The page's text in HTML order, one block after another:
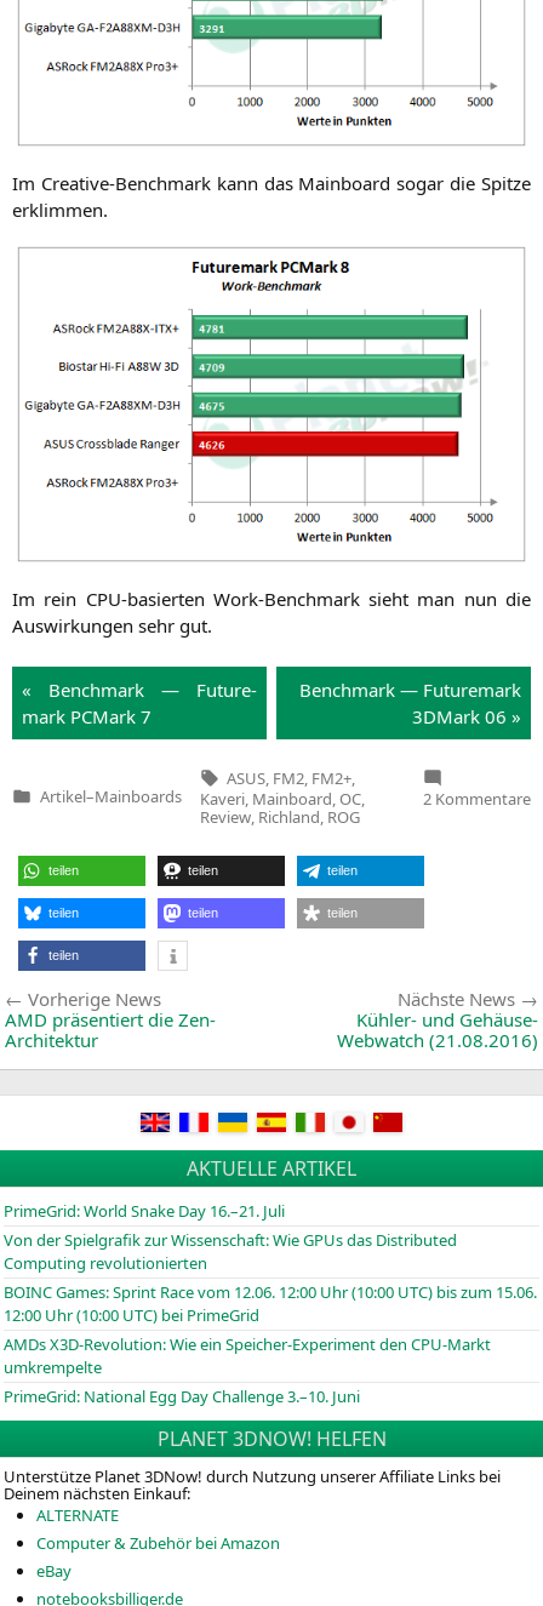
Im Crea­ti­ve-Bench­mark kann das Main­board sogar die Spit­ze
erklimmen.
Im rein CPU-basier­ten Work-Bench­mark sieht man nun die
Aus­wir­kun­gen sehr gut.
« Bench­mark — Future­
mark PCMark 7
Bench­mark — Future­mark
3DMark 06 »
Veröffentlicht
Artikel–Mainboards
Tags:
ASUS, FM2, FM2+,
Kaveri, Mainboard OC,
Review, Richland, ROG
2 Kommentare
teilen teilen teilen
teilen teilen teilen
teilen
Beitragsnavigation
Vorherige NewsVorherige
News:
AMD präsentiert die Zen-
Architektur
Nächste News
Kühler- und Gehäuse-
Webwatch (21.08.2016)
AKTUELLE ARTIKEL
PrimeGrid: World Snake Day 16.–21. Juli
Von der Spielgrafik zur Wissenschaft: Wie GPUs das Distributed
Computing revolutionierten
BOINCGames: Sprint Race vom 12.06. 12:00 Uhr (10:00 UTC) bis zum 15.06.
12:00 Uhr (10:00 UTC) bei PrimeGrid
AMDs X3D-Revolution: Wie ein Speicher-Experiment den CPU-Markt
umkrempelte
PrimeGrid: National Egg Day Challenge 3.–10. Juni
PLANET 3DNOW! HELFEN
Unterstütze Planet 3DNow! durch Nutzung unserer Affiliate Links bei
Deinem nächsten Einkauf:
ALTERNATE
Computer & Zubehör bei Amazon
eBay
notebooksbilliger.de